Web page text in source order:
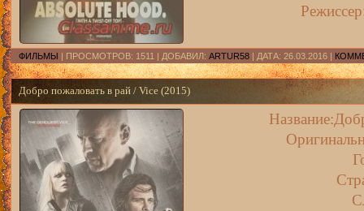
ФИЛЬМЫ | ПРОСМОТРОВ: 1511 | ДОБАВИЛ: ARTUR58 | ДАТА: 26.03.2016 |
Добро пожаловать в рай / Vice (2015)